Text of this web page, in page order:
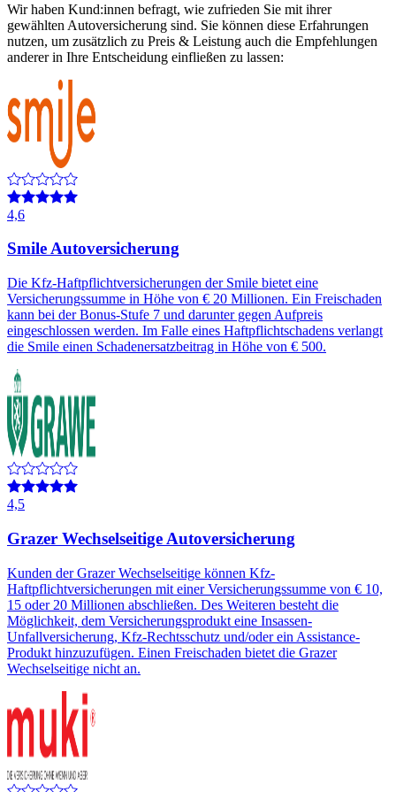
Wir haben Kund:innen befragt, wie zufrieden Sie mit ihrer
gewählten Autoversicherung sind. Sie können diese Erfahrungen
nutzen, um zusätzlich zu Preis & Leistung auch die Empfehlungen
anderer in Ihre Entscheidung einfließen zu lassen:
4,6
Smile Autoversicherung
Die Kfz-Haftpflichtversicherungen der Smile bietet eine
Versicherungssumme in Höhe von € 20 Millionen. Ein Freischaden
kann bei der Bonus-Stufe 7 und darunter gegen Aufpreis
eingeschlossen werden. Im Falle eines Haftpflichtschadens verlangt
die Smile einen Schadenersatzbeitrag in Höhe von € 500.
4,5
Grazer Wechselseitige Autoversicherung
Kunden der Grazer Wechselseitige können Kfz-
Haftpflichtversicherungen mit einer Versicherungssumme von € 10,
15 oder 20 Millionen abschließen. Des Weiteren besteht die
Möglichkeit, dem Versicherungsprodukt eine Insassen-
Unfallversicherung, Kfz-Rechtsschutz und/oder ein Assistance-
Produkt hinzuzufügen. Einen Freischaden bietet die Grazer
Wechselseitige nicht an.